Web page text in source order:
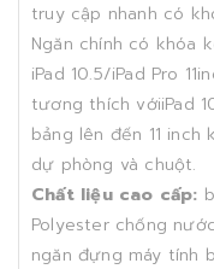
truy cập nhanh có
Ngăn chính có khóa
iPad 10.5/iPad Pro
tương thích vớiiPad
bảng lên đến 11
dự phòng và chuột.
Chất liệu cao cấp:
Polyester chống
ngăn đựng máy tính